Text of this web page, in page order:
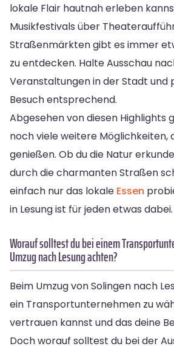
lokale Flair hautnah erleben
Musikfestivals über
Straßenmärkten gibt es immer
zu entdecken. Halte Ausschau
Veranstaltungen in der Stadt und
Besuch entsprechend.
Abgesehen von diesen Highlights
noch viele weitere Möglichkeiten,
genießen. Ob du die Natur
durch die charmanten Straßen
einfach nur das lokale Essen
in Lesung ist für jeden etwas dabei.
Worauf solltest du bei einem
Umzug nach Lesung achten?
Beim Umzug von Solingen nach
ein Transportunternehmen zu
vertrauen kannst und das deine
Doch worauf solltest du bei der